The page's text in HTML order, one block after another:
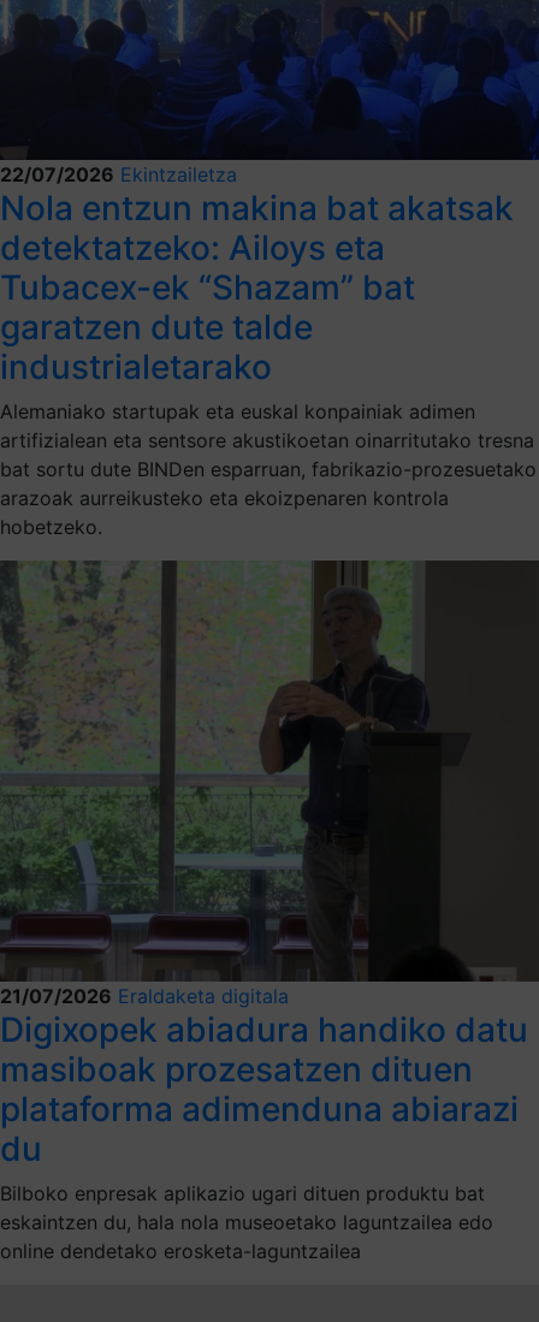
22/07/2026 Ekintzailetza
Nola entzun makina bat akatsak
detektatzeko: Ailoys eta
Tubacex-ek “Shazam” bat
garatzen dute talde
industrialetarako
Alemaniako startupak eta euskal konpainiak adimen
artifizialean eta sentsore akustikoetan oinarritutako tresna
bat sortu dute BINDen esparruan, fabrikazio-prozesuetako
arazoak aurreikusteko eta ekoizpenaren kontrola
hobetzeko.
21/07/2026 Eraldaketa digitala
Digixopek abiadura handiko datu
masiboak prozesatzen dituen
plataforma adimenduna abiarazi
du
Bilboko enpresak aplikazio ugari dituen produktu bat
eskaintzen du, hala nola museoetako laguntzailea edo
online dendetako erosketa-laguntzailea